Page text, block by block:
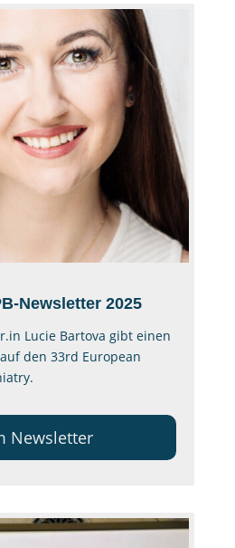
Newsletter 2025
Lucie Bartova gibt einen
den 33rd European
Newsletter